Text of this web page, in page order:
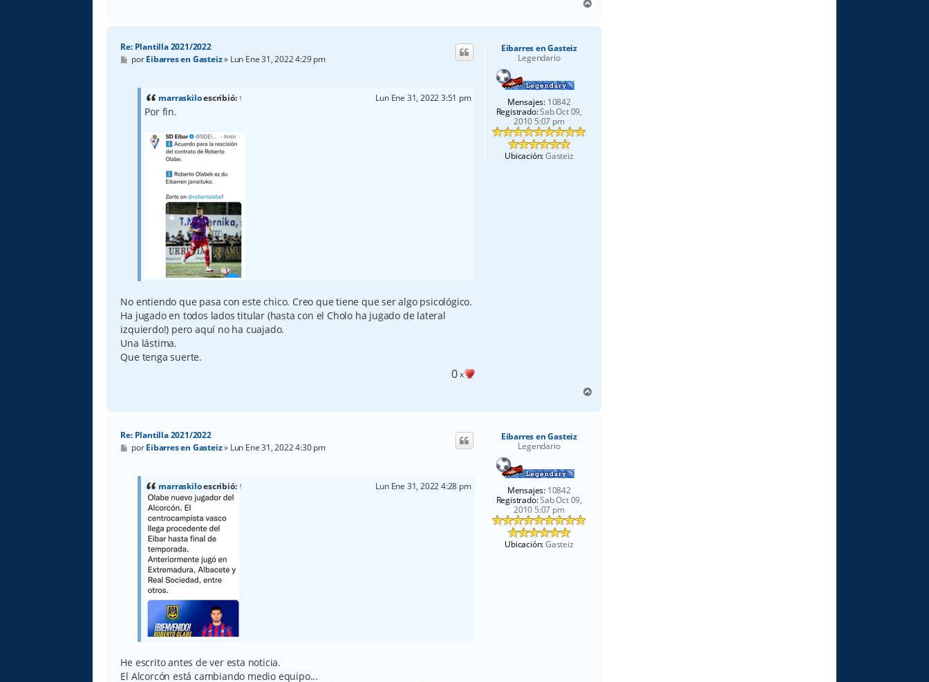
r
Eibarres en Gasteiz
Legendario
Mensajes: 10842
Registrado:Sab Oct 09,
2010 5:07 pm
Ubicación:Gasteiz
Re: Plantilla 2021/2022
M
e
porEibarres en Gasteiz» Lun Ene 31, 2022 4:29 pm
marraskiloescribió:↑ Lun Ene 31, 2022 3:51 pm
Por fin.
No entiendo que pasa con este chico. Creo que tiene que ser algo psicológico.
Ha jugado en todos lados titular (hasta con el Cholo ha jugado de lateral
izquierdo!) pero aquí no ha cuajado.
Una lástima.
Que tenga suerte.
0x
r
Eibarres en Gasteiz
Legendario
Mensajes: 10842
Registrado:Sab Oct 09,
2010 5:07 pm
Ubicación:Gasteiz
Re: Plantilla 2021/2022
M
e
porEibarres en Gasteiz» Lun Ene 31, 2022 4:30 pm
marraskiloescribió:↑ Lun Ene 31, 2022 4:28 pm
He escrito antes de ver esta noticia.
El Alcorcón está cambiando medio equipo...